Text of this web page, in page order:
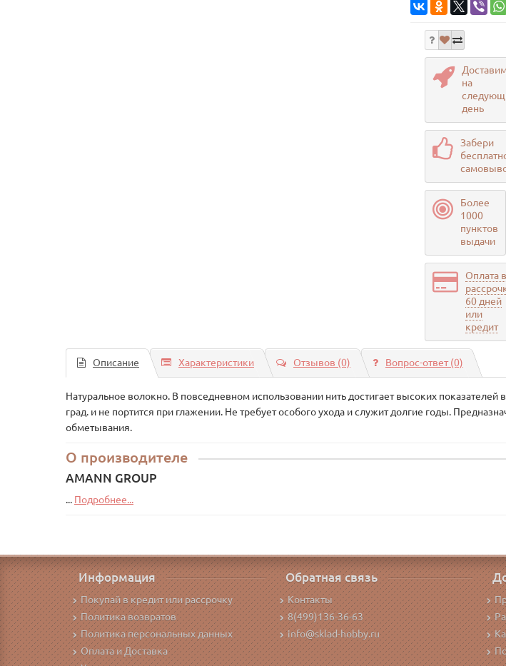
на
день
Забери
Более
1000
пунктов
выдачи
Оплата в
60 дней
или
кредит
Описание Характеристики Отзывов (0) Вопрос-ответ(0)
Натуральное волокно. В повседневном использовании нить достигает высоких показателей
град. и не портится при глажении. Не требует особого ухода и служит долгие годы.
обметывания.
О производителе
AMANN GROUP
... Подробнее...
Информация
Покупай в кредит или рассрочку
Политика возвратов
Политика персональных данных
Оплата и Доставка
Обратная связь
Контакты
8(499)136-36-63
info@sklad-hobby.ru